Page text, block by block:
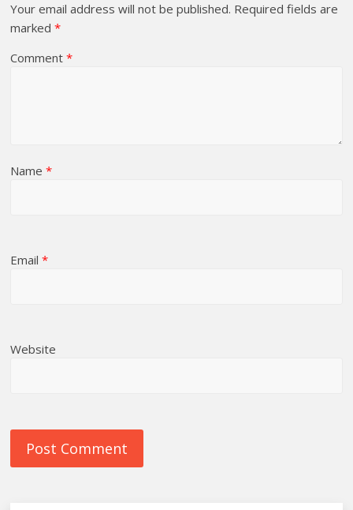
Your email address will not be published. Required fields are
marked*
Comment*
Name*
Email*
Website